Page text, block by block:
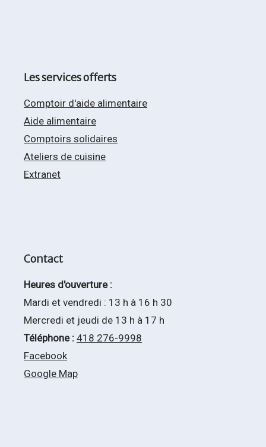
Les services offerts
Comptoir d'aide alimentaire
Aide alimentaire
Comptoirs solidaires
Ateliers de cuisine
Extranet
Contact
Heures d'ouverture :
Mardi et vendredi : 13 h à 16 h 30
Mercredi et jeudi de 13 h à 17 h
Téléphone : 418 276-9998
Facebook
Google Map